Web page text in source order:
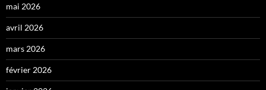
mai 2026
avril 2026
mars 2026
février 2026